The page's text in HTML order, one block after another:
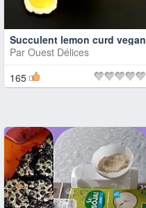
Succulent lemon curd vegan
Par Ouest Délices
165